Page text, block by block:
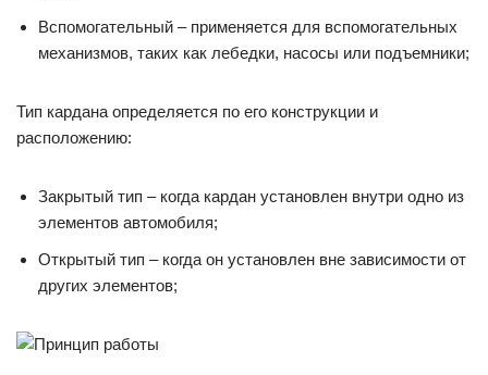
Вспомогательный – применяется для вспомогательных
механизмов, таких как лебедки, насосы или подъемники;
Тип кардана определяется по его конструкции и
расположению:
Закрытый тип – когда кардан установлен внутри одно из
элементов автомобиля;
Открытый тип – когда он установлен вне зависимости от
других элементов;